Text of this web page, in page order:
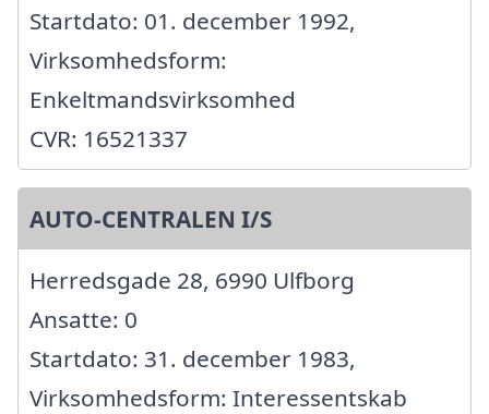
Startdato: 01. december 1992,
Virksomhedsform:
Enkeltmandsvirksomhed
CVR: 16521337
AUTO-CENTRALEN I/S
Herredsgade 28, 6990 Ulfborg
Ansatte: 0
Startdato: 31. december 1983,
Virksomhedsform: Interessentskab